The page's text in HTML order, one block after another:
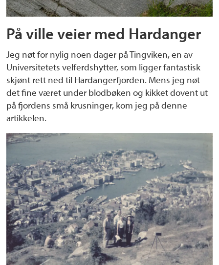
På ville veier med Hardanger
Jeg nøt for nylig noen dager på Tingviken, en av
Universitetets velferdshytter, som ligger fantastisk
skjønt rett ned til Hardangerfjorden. Mens jeg nøt
det fine været under blodbøken og kikket dovent ut
på fjordens små krusninger, kom jeg på denne
artikkelen.